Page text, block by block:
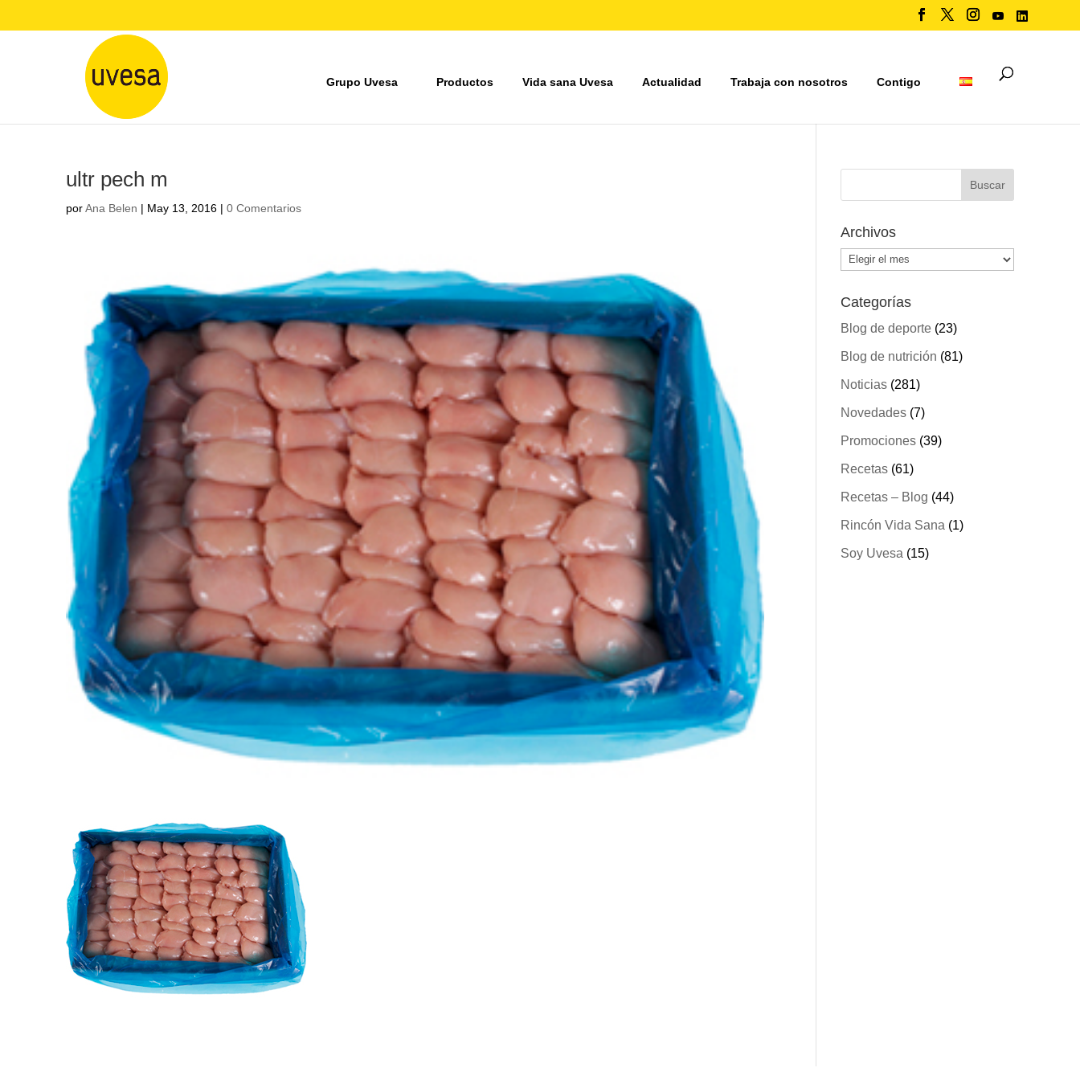
Grupo Uvesa Productos Vida sana Uvesa Actualidad Trabaja con nosotros Contigo
ultr pech m
porAna Belen | May 13, 2016 | 0 Comentarios
Archivos
Archivos
Categorías
Blog de deporte(23)
Blog de nutrición (81)
Noticias(281)
Novedades(7)
Promociones(39)
Recetas(61)
Recetas – Blog (44)
Rincón Vida Sana (1)
Soy Uvesa (15)